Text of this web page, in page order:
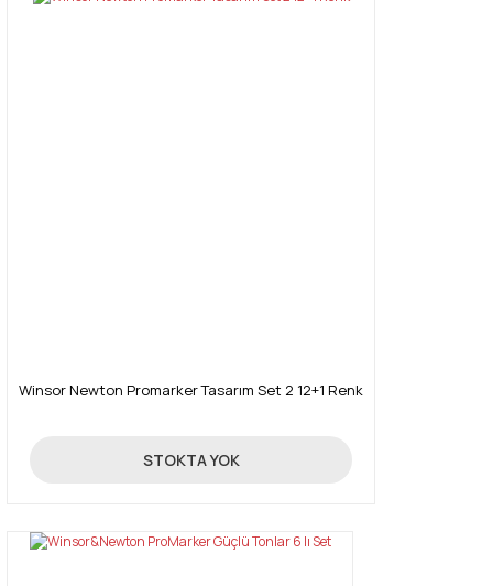
Winsor Newton Promarker Tasarım Set 2 12+1 Renk
214,30 TL
STOKTA YOK